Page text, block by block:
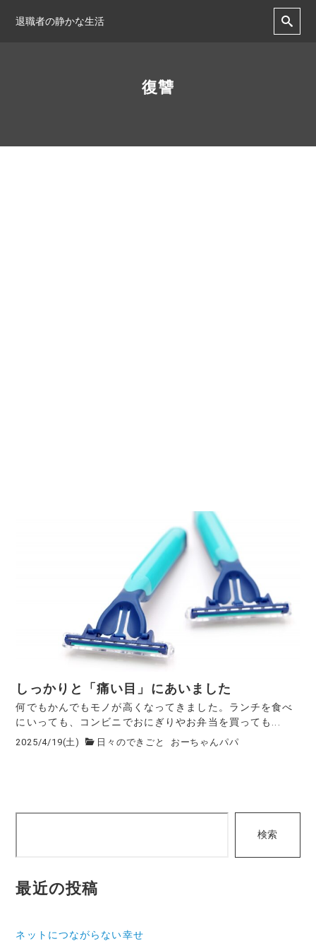
退職者の静かな生活
復讐
しっかりと「痛い目」にあいました
何でもかんでもモノが高くなってきました。ランチを食べ
にいっても、コンビニでおにぎりやお弁当を買っても...
2025/4/19(土) 日々のできごと おーちゃんパパ
検索
最近の投稿
ネットにつながらない幸せ